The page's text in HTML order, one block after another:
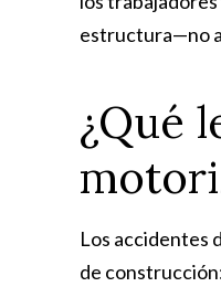
estructura—no
¿Qué
Los accidentes
de